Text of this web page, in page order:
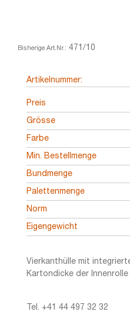
Bisherige Art.Nr.: 471/10
Artikelnummer:
Preis
Grösse
Farbe
Min. Bestellmenge
Bundmenge
Palettenmenge
Norm
Eigengewicht
Vierkanthülle mit
Kartondicke der Innenrolle
Tel. +41 44 497 32 32